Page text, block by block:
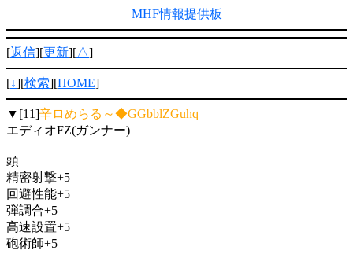
MHF情報提供板
[返信][更新][△]
[↓][検索][HOME]
▼[11]辛ロめらる～◆GGbblZGuhq
エディオFZ(ガンナー)
頭
精密射撃+5
回避性能+5
弾調合+5
高速設置+5
砲術師+5